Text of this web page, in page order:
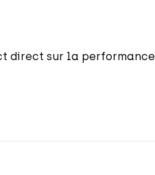
direct sur la performance